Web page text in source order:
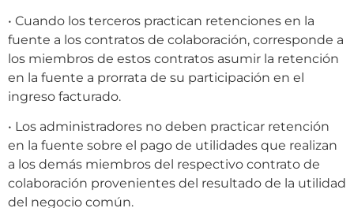
• Cuando los terceros practican retenciones en la
fuente a los contratos de colaboración, corresponde a
los miembros de estos contratos asumir la retención
en la fuente a prorrata de su participación en el
ingreso facturado.
• Los administradores no deben practicar retención
en la fuente sobre el pago de utilidades que realizan
a los demás miembros del respectivo contrato de
colaboración provenientes del resultado de la utilidad
del negocio común.